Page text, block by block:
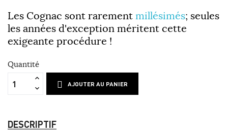
Les Cognac sont rarement millésimés; seules
les années d'exception méritent cette
exigeante procédure !
Quantité
AJOUTER AU PANIER
DESCRIPTIF